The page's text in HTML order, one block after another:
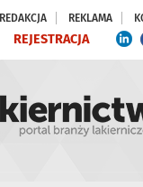
REDAKCJA REKLAMA
REJESTRACJA